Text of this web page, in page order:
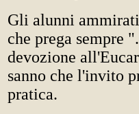
Gli alunni
che prega sempre
devozione
sanno che l'invito
pratica.